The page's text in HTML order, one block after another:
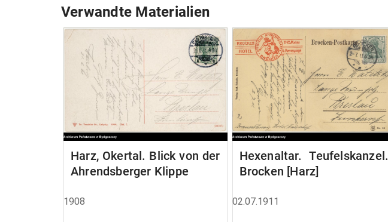
Verwandte Materialien
Harz, Okertal. Blick von der
Ahrendsberger Klippe
1908
Hexenaltar. Teufelskanzel.
Brocken [Harz]
02.07.1911